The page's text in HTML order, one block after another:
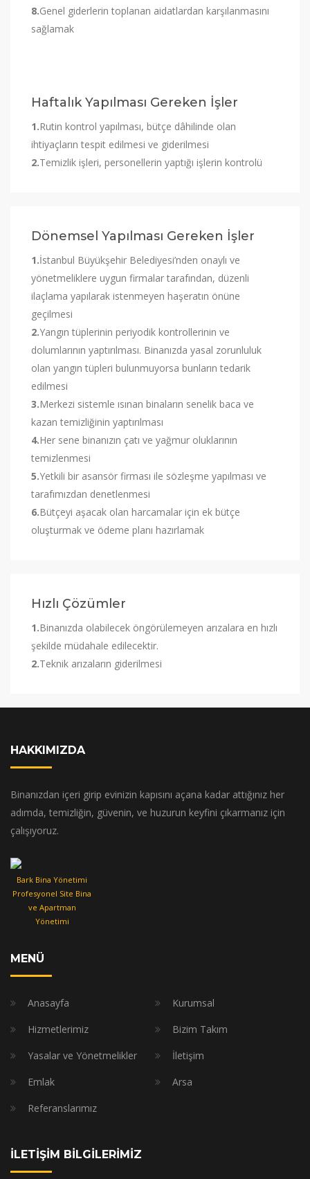
8.Genel giderlerin toplanan aidatlardan karşılanmasını
sağlamak
Haftalık Yapılması Gereken İşler
1.Rutin kontrol yapılması, bütçe dâhilinde olan
ihtiyaçların tespit edilmesi ve giderilmesi
2.Temizlik işleri, personellerin yaptığı işlerin kontrolü
Dönemsel Yapılması Gereken İşler
1.İstanbul Büyükşehir Belediyesi’nden onaylı ve
yönetmeliklere uygun firmalar tarafından, düzenli
ilaçlama yapılarak istenmeyen haşeratın önüne
geçilmesi
2.Yangın tüplerinin periyodik kontrollerinin ve
dolumlarının yaptırılması. Binanızda yasal zorunluluk
olan yangın tüpleri bulunmuyorsa bunların tedarik
edilmesi
3.Merkezi sistemle ısınan binaların senelik baca ve
kazan temizliğinin yaptırılması
4.Her sene binanızın çatı ve yağmur oluklarının
temizlenmesi
5.Yetkili bir asansör firması ile sözleşme yapılması ve
tarafımızdan denetlenmesi
6.Bütçeyi aşacak olan harcamalar için ek bütçe
oluşturmak ve ödeme planı hazırlamak
Hızlı Çözümler
1.Binanızda olabilecek öngörülemeyen arızalara en hızlı
şekilde müdahale edilecektir.
2.Teknik arızaların giderilmesi
HAKKIMIZDA
Binanızdan içeri girip evinizin kapısını açana kadar attığınız her
adımda, temizliğin, güvenin, ve huzurun keyfini çıkarmanız için
çalışıyoruz.
Bark Bina Yönetimi
Profesyonel Site Bina
ve Apartman
Yönetimi
MENÜ
Anasayfa
Kurumsal
Hizmetlerimiz
Bizim Takım
Yasalar ve Yönetmelikler
İletişim
Emlak
Arsa
Referanslarımız
İLETİŞİM BİLGİLERİMİZ